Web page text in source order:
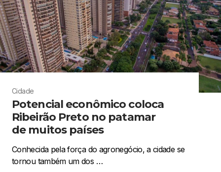
Cidade
Potencial econômico coloca
Ribeirão Preto no patamar
de muitos países
Conhecida pela força do agronegócio, a cidade se
tornou também um dos …